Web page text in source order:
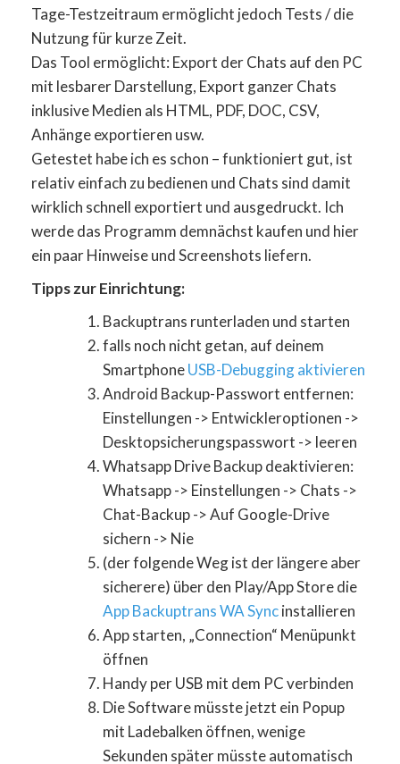
Tage-Testzeitraum ermöglicht jedoch Tests / die
Nutzung für kurze Zeit.
Das Tool ermöglicht: Export der Chats auf den PC
mit lesbarer Darstellung, Export ganzer Chats
inklusive Medien als HTML, PDF, DOC, CSV,
Anhänge exportieren usw.
Getestet habe ich es schon – funktioniert gut, ist
relativ einfach zu bedienen und Chats sind damit
wirklich schnell exportiert und ausgedruckt. Ich
werde das Programm demnächst kaufen und hier
ein paar Hinweise und Screenshots liefern.
Tipps zur Einrichtung:
Backuptrans runterladen und starten
falls noch nicht getan, auf deinem
SmartphoneUSB-Debugging aktivieren
Android Backup-Passwort entfernen:
Einstellungen -> Entwickleroptionen ->
Desktopsicherungspasswort -> leeren
Whatsapp Drive Backup deaktivieren:
Whatsapp -> Einstellungen -> Chats ->
Chat-Backup -> Auf Google-Drive
sichern -> Nie
(der folgende Weg ist der längere aber
sicherere) über den Play/App Store die
App Backuptrans WA Syncinstallieren
App starten, „Connection“ Menüpunkt
öffnen
Handy per USB mit dem PC verbinden
Die Software müsste jetzt ein Popup
mit Ladebalken öffnen, wenige
Sekunden später müsste automatisch